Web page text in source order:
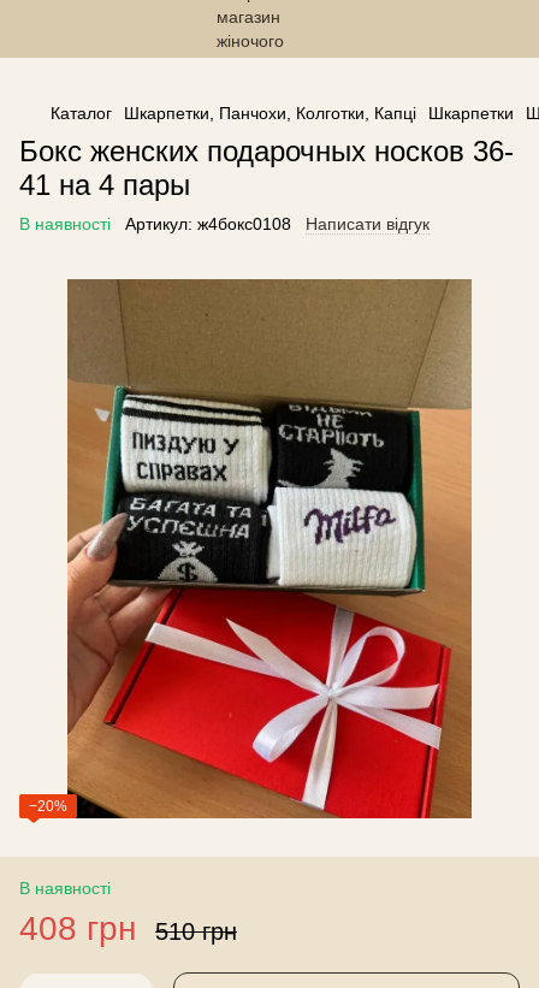
------------------------------------------------
Каталог Шкарпетки, Панчохи, Колготки, Капці Шкарпетки
Бокс женских подарочных носков 36-
41 на 4 пары
В наявності Артикул: ж4бокс0108 Написати відгук
−20%
В наявності
408 грн 510 грн